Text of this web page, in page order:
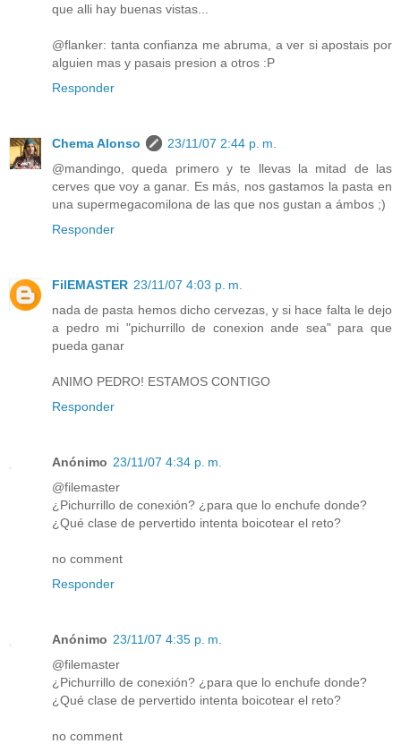
que alli hay buenas vistas...
@flanker: tanta confianza me abruma, a ver si apostais por
alguien mas y pasais presion a otros :P
Responder
Chema Alonso
23/11/07 2:44 p. m.
@mandingo, queda primero y te llevas la mitad de las
cerves que voy a ganar. Es más, nos gastamos la pasta en
una supermegacomilona de las que nos gustan a ámbos ;)
Responder
FilEMASTER 23/11/07 4:03 p. m.
nada de pasta hemos dicho cervezas, y si hace falta le dejo
a pedro mi "pichurrillo de conexion ande sea" para que
pueda ganar
ANIMO PEDRO! ESTAMOS CONTIGO
Responder
Anónimo 23/11/07 4:34 p. m.
@filemaster
¿Pichurrillo de conexión? ¿para que lo enchufe donde?
¿Qué clase de pervertido intenta boicotear el reto?
no comment
Responder
Anónimo 23/11/07 4:35 p. m.
@filemaster
¿Pichurrillo de conexión? ¿para que lo enchufe donde?
¿Qué clase de pervertido intenta boicotear el reto?
no comment